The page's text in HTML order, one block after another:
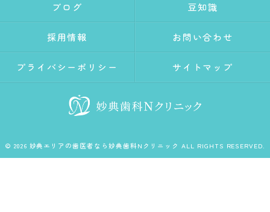
ブログ 豆知識
採用情報 お問い合わせ
プライバシーポリシー サイトマップ
© 2026 妙典エリアの歯医者なら妙典歯科Nクリニック ALL RIGHTS RESERVED.